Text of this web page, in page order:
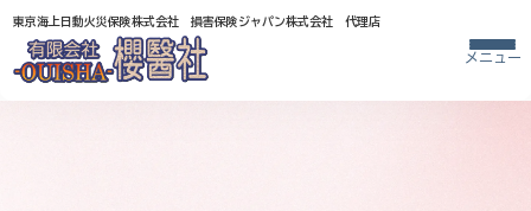
東京海上日動火災保険株式会社 損害保険ジャパン株式会社 代理店
メニュー